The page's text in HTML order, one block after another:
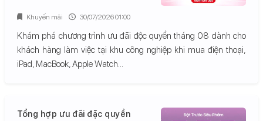
Khám phá chương trình ưu đãi độc quyền tháng 08 dành cho
khách hàng làm việc tại khu công nghiệp khi mua điện thoại,
iPad, MacBook, Apple Watch...
Khuyến mãi 30/07/2026 01:00
Tổng hợp ưu đãi đặc quyền